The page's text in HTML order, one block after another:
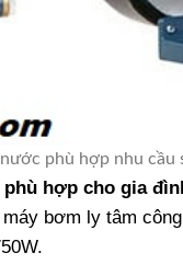
phù hợp nhu cầu
hợp cho gia
bơm ly tâm